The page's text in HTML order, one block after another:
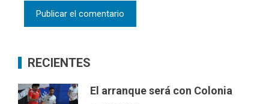
RECIENTES
El arranque será con Colonia